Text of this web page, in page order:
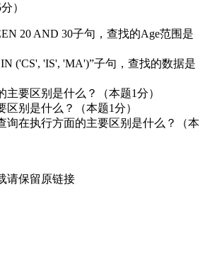
）
20 AND 30子句，查找的Age范围是
('CS', 'IS', 'MA')”子句，查找的数据是
主要区别是什么？（本题1分）
别是什么？（本题1分）
询在执行方面的主要区别是什么？（本
请保留原链接